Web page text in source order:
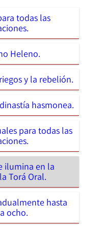
todas las
Heleno.
y la rebelión.
hasmonea.
para todas las
ilumina en la
Torá Oral.
hasta
ocho.